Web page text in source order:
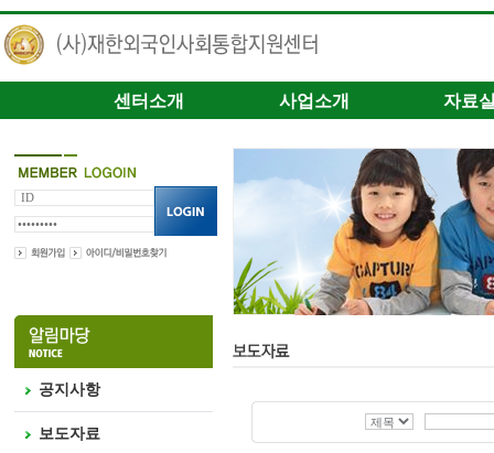
센터소개 사업소개 자료
공지사항
보도자료